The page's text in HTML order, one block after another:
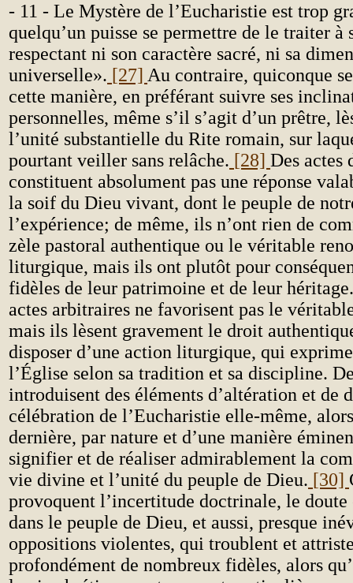
- 11 - Le Mystère de l’Eucharistie est trop
quelqu’un puisse se permettre de le traiter à
respectant ni son caractère sacré, ni sa
universelle». [27] Au contraire, quiconque
cette manière, en préférant suivre ses
personnelles, même s’il s’agit d’un prêtre,
l’unité substantielle du Rite romain, sur
pourtant veiller sans relâche. [28] Des actes
constituent absolument pas une réponse
la soif du Dieu vivant, dont le peuple de
l’expérience; de même, ils n’ont rien de
zèle pastoral authentique ou le véritable
liturgique, mais ils ont plutôt pour
fidèles de leur patrimoine et de leur
actes arbitraires ne favorisent pas le
mais ils lèsent gravement le droit
disposer d’une action liturgique, qui
l’Église selon sa tradition et sa discipline.
introduisent des éléments d’altération et de
célébration de l’Eucharistie elle-même,
dernière, par nature et d’une manière
signifier et de réaliser admirablement la
vie divine et l’unité du peuple de Dieu. [30]
provoquent l’incertitude doctrinale, le doute
dans le peuple de Dieu, et aussi, presque
oppositions violentes, qui troublent et
profondément de nombreux fidèles, alors